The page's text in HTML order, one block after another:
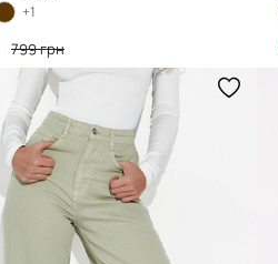
+1
799 грн